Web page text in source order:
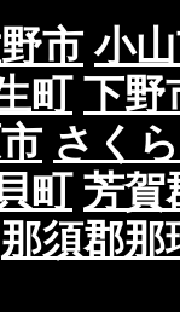
市 小
町 下野
さく
町 芳賀
那須郡那